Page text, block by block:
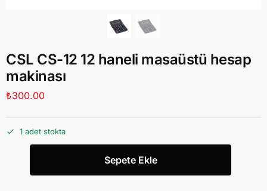
CSL CS-12 12 haneli masaüstü hesap
makinası
₺300.00
1 adet stokta
Sepete Ekle